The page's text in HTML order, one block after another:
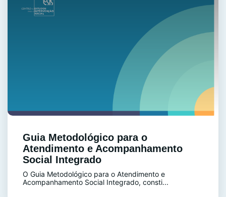
Guia Metodológico para o
Atendimento e Acompanhamento
Social Integrado
O Guia Metodológico para o Atendimento e
Acompanhamento Social Integrado, consti...